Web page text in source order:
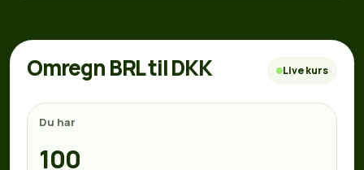
Omregn BRL til DKK Live kurs
Du har